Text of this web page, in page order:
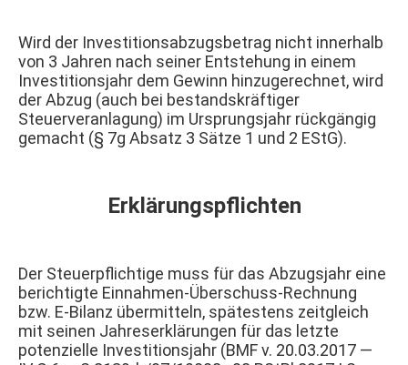
Wird der Investitionsabzugsbetrag nicht innerhalb
von 3 Jahren nach seiner Entstehung in einem
Investitionsjahr dem Gewinn hinzugerechnet, wird
der Abzug (auch bei bestandskräftiger
Steuerveranlagung) im Ursprungsjahr rückgängig
gemacht (§ 7g Absatz 3 Sätze 1 und 2 EStG).
Erklärungspflichten
Der Steuerpflichtige muss für das Abzugsjahr eine
berichtigte Einnahmen-Überschuss-Rechnung
bzw. E-Bilanz übermitteln, spätestens zeitgleich
mit seinen Jahreserklärungen für das letzte
potenzielle Investitionsjahr (BMF v. 20.03.2017 —